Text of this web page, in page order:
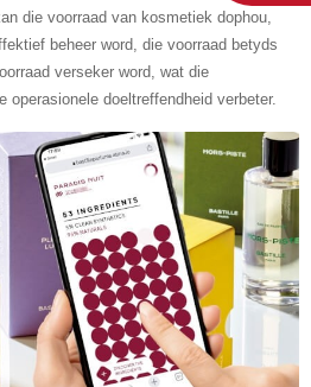
die voorraad van kosmetiek dophou,
beheer word, die voorraad betyds
verseker word, wat die
doeltreffendheid verbeter.